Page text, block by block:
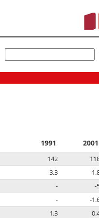
1991 2001
142
-3.3 -
- -
- -
1.3